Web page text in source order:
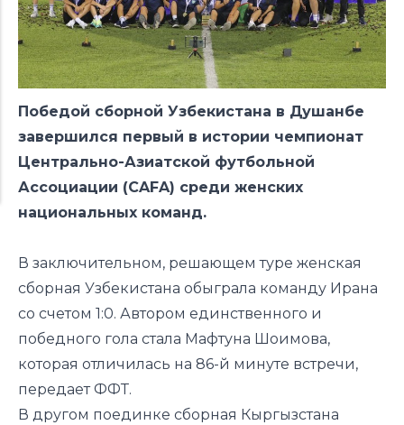
Победой сборной Узбекистана в Душанбе
завершился первый в истории чемпионат
Центрально-Азиатской футбольной
Ассоциации (CAFA) среди женских
национальных команд.
В заключительном, решающем туре женская
сборная Узбекистана обыграла команду Ирана
со счетом 1:0. Автором единственного и
победного гола стала Мафтуна Шоимова,
которая отличилась на 86-й минуте встречи,
передает ФФТ.
В другом поединке сборная Кыргызстана